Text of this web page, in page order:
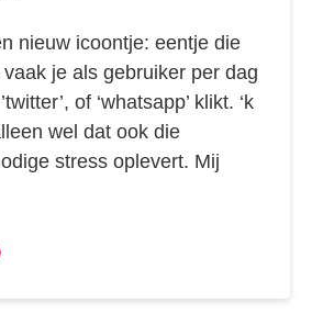
nieuw icoontje: eentje die
je als gebruiker per dag
of ‘whatsapp’ klikt. ‘k
wel dat ook die
stress oplevert. Mij